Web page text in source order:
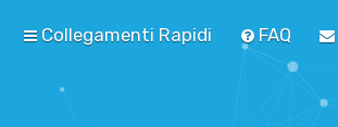
Collegamenti Rapidi FAQ